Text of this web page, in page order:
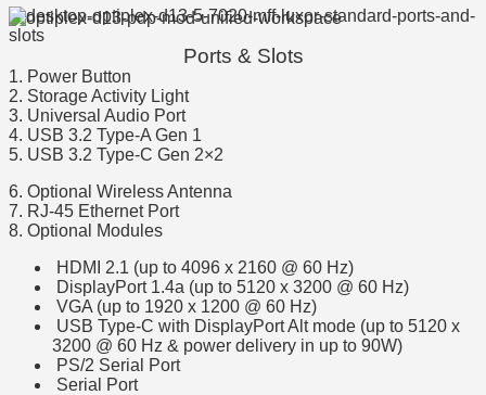
Ports & Slots
1. Power Button
2. Storage Activity Light
3. Universal Audio Port
4. USB 3.2 Type-A Gen 1
5. USB 3.2 Type-C Gen 2×2
6. Optional Wireless Antenna
7. RJ-45 Ethernet Port
8. Optional Modules
HDMI 2.1 (up to 4096 x 2160 @ 60 Hz)
DisplayPort 1.4a (up to 5120 x 3200 @ 60 Hz)
VGA (up to 1920 x 1200 @ 60 Hz)
USB Type-C with DisplayPort Alt mode (up to 5120 x
3200 @ 60 Hz & power delivery in up to 90W)
PS/2 Serial Port
Serial Port